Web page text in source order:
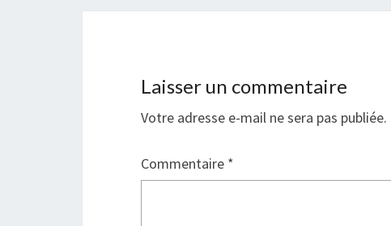
Laisser un commentaire
Votre adresse e-mail ne sera pas publiée.
Commentaire *